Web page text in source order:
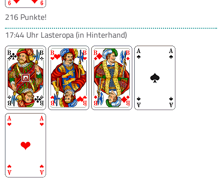
216 Punkte!
17:44 Uhr Lasteropa(in Hinterhand)